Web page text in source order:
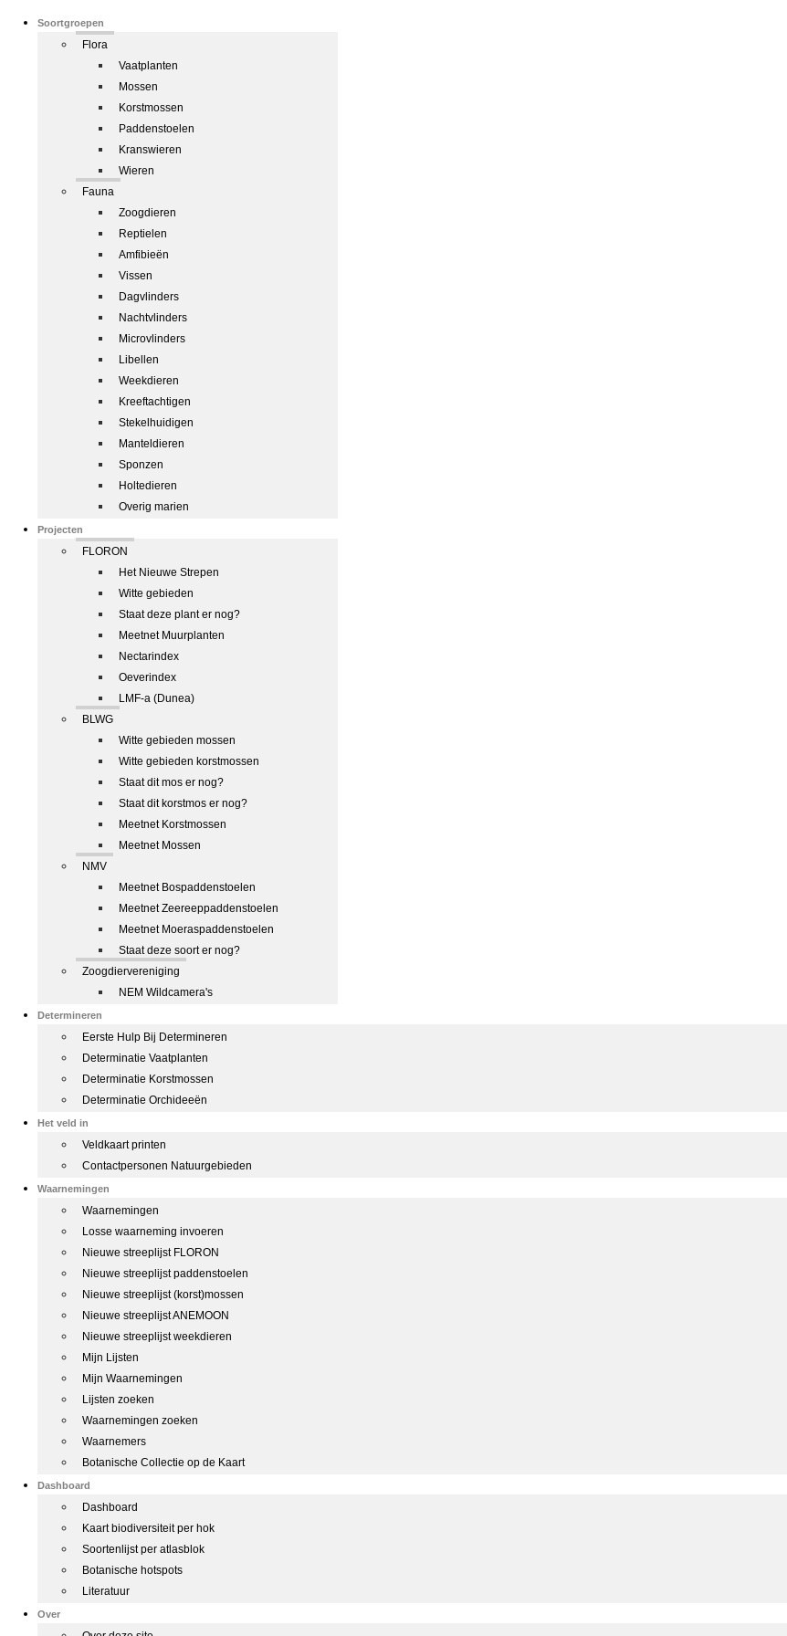
Soortgroepen
Flora
Vaatplanten
Mossen
Korstmossen
Paddenstoelen
Kranswieren
Wieren
Fauna
Zoogdieren
Reptielen
Amfibieën
Vissen
Dagvlinders
Nachtvlinders
Microvlinders
Libellen
Weekdieren
Kreeftachtigen
Stekelhuidigen
Manteldieren
Sponzen
Holtedieren
Overig marien
Projecten
FLORON
Het Nieuwe Strepen
Witte gebieden
Staat deze plant er nog?
Meetnet Muurplanten
Nectarindex
Oeverindex
LMF-a (Dunea)
BLWG
Witte gebieden mossen
Witte gebieden korstmossen
Staat dit mos er nog?
Staat dit korstmos er nog?
Meetnet Korstmossen
Meetnet Mossen
NMV
Meetnet Bospaddenstoelen
Meetnet Zeereeppaddenstoelen
Meetnet Moeraspaddenstoelen
Staat deze soort er nog?
Zoogdiervereniging
NEM Wildcamera's
Determineren
Eerste Hulp Bij Determineren
Determinatie Vaatplanten
Determinatie Korstmossen
Determinatie Orchideeën
Het veld in
Veldkaart printen
Contactpersonen Natuurgebieden
Waarnemingen
Waarnemingen
Losse waarneming invoeren
Nieuwe streeplijst FLORON
Nieuwe streeplijst paddenstoelen
Nieuwe streeplijst (korst)mossen
Nieuwe streeplijst ANEMOON
Nieuwe streeplijst weekdieren
Mijn Lijsten
Mijn Waarnemingen
Lijsten zoeken
Waarnemingen zoeken
Waarnemers
Botanische Collectie op de Kaart
Dashboard
Dashboard
Kaart biodiversiteit per hok
Soortenlijst per atlasblok
Botanische hotspots
Literatuur
Over